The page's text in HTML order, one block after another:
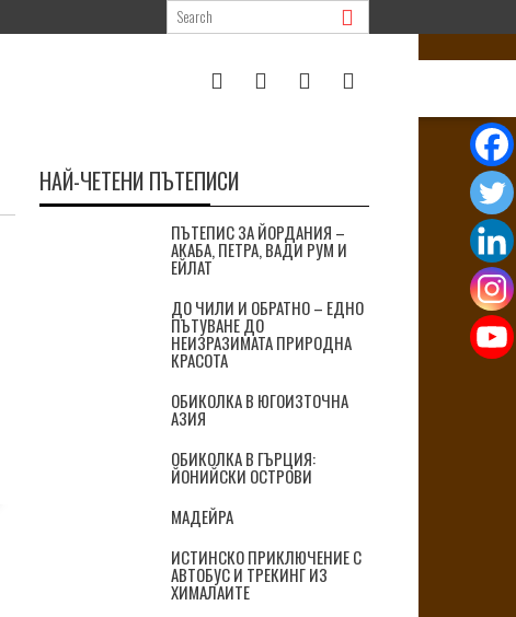
НАЙ-ЧЕТЕНИ ПЪТЕПИСИ
ПЪТЕПИС ЗА ЙОРДАНИЯ –
АКАБА, ПЕТРА, ВАДИ РУМ И
ЕЙЛАТ
ДО ЧИЛИ И ОБРАТНО – ЕДНО
ПЪТУВАНЕ ДО
НЕИЗРАЗИМАТА ПРИРОДНА
КРАСОТА
ОБИКОЛКА В ЮГОИЗТОЧНА
АЗИЯ
ОБИКОЛКА В ГЪРЦИЯ:
ЙОНИЙСКИ ОСТРОВИ
МАДЕЙРА
ИСТИНСКО ПРИКЛЮЧЕНИЕ С
АВТОБУС И ТРЕКИНГ ИЗ
ХИМАЛАИТЕ